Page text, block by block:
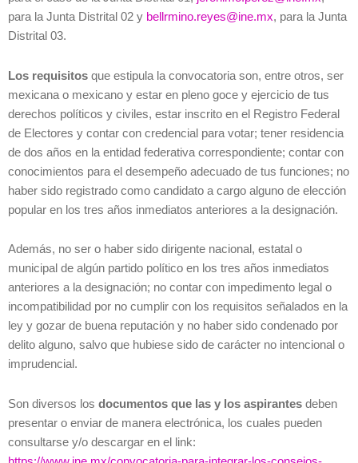
para la Junta Distrital 02 y bellrmino.reyes@ine.mx, para la Junta
Distrital 03.
Los requisitos que estipula la convocatoria son, entre otros, ser
mexicana o mexicano y estar en pleno goce y ejercicio de tus
derechos políticos y civiles, estar inscrito en el Registro Federal
de Electores y contar con credencial para votar; tener residencia
de dos años en la entidad federativa correspondiente; contar con
conocimientos para el desempeño adecuado de tus funciones; no
haber sido registrado como candidato a cargo alguno de elección
popular en los tres años inmediatos anteriores a la designación.
Además, no ser o haber sido dirigente nacional, estatal o
municipal de algún partido político en los tres años inmediatos
anteriores a la designación; no contar con impedimento legal o
incompatibilidad por no cumplir con los requisitos señalados en la
ley y gozar de buena reputación y no haber sido condenado por
delito alguno, salvo que hubiese sido de carácter no intencional o
imprudencial.
Son diversos los documentos que las y los aspirantes deben
presentar o enviar de manera electrónica, los cuales pueden
consultarse y/o descargar en el link: